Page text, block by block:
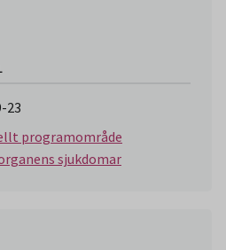
23
programområde
sjukdomar